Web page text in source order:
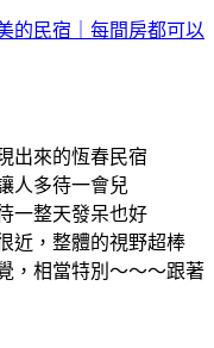
的民宿｜每間房都可以
出來的恆春民宿
人多待一會兒
一整天發呆也好
近，整體的視野超棒
，相當特別～～～跟著